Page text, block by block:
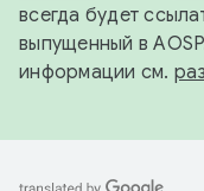
всегда будет
выпущенный в
информации см.